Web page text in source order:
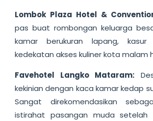
Lombok Plaza Hotel &
pas buat rombongan keluarga
kamar berukuran lapang,
kedekatan akses kuliner kota malam
Favehotel Langko Mataram:
kekinian dengan kaca kamar kedap
Sangat direkomendasikan
istirahat pasangan muda setelah